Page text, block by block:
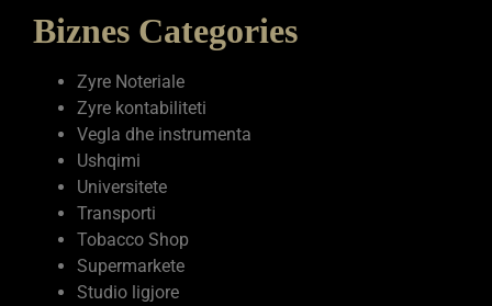
Biznes Categories
Zyre Noteriale
Zyre kontabiliteti
Vegla dhe instrumenta
Ushqimi
Universitete
Transporti
Tobacco Shop
Supermarkete
Studio ligjore